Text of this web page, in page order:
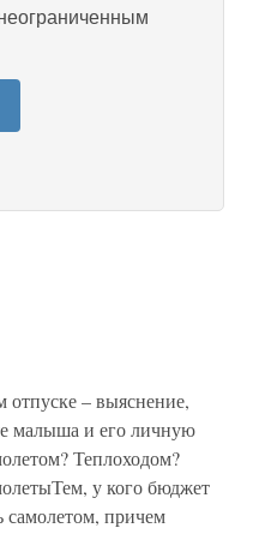
– выяснение,
малыша и его личную
Теплоходом?
у кого бюджет
самолетом, причем